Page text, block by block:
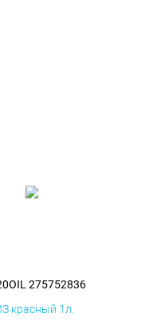
275752836
красный 1л.